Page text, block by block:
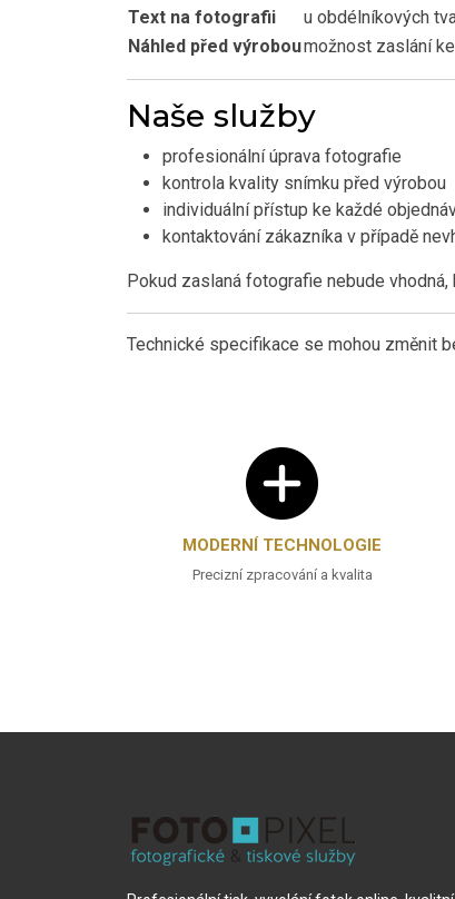
Text na fotografii
u obdélníkových
Náhled před výroboumožnost zaslání
Naše služby
profesionální úprava fotografie
kontrola kvality snímku před výrobou
individuální přístup ke každé
kontaktování zákazníka v případě
Pokud zaslaná fotografie nebude
Technické specifikace se mohou změnit
MODERNÍ TECHNOLOGIE
Precizní zpracování a kvalita